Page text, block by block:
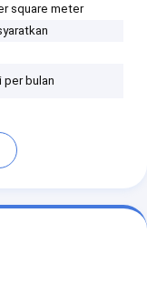
square meter
per bulan